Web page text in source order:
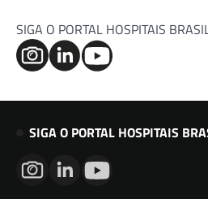
SIGA O PORTAL HOSPITAIS
SIGA O PORTAL HOSPITAIS